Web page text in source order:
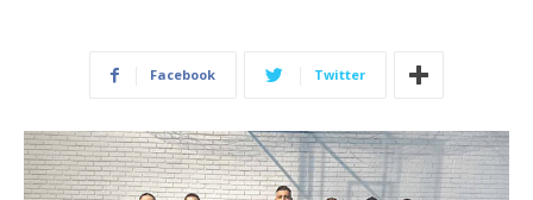
Facebook Twitter